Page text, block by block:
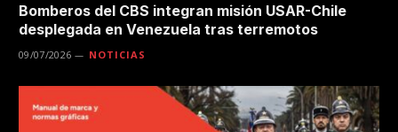
Bomberos del CBS integran misión USAR-Chile
desplegada en Venezuela tras terremotos
09/07/2026 NOTICIAS